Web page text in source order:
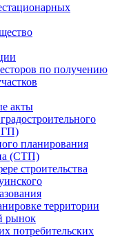
по получению
акты
планирования
(СТП)
строительства
территории
рынок
потребительских